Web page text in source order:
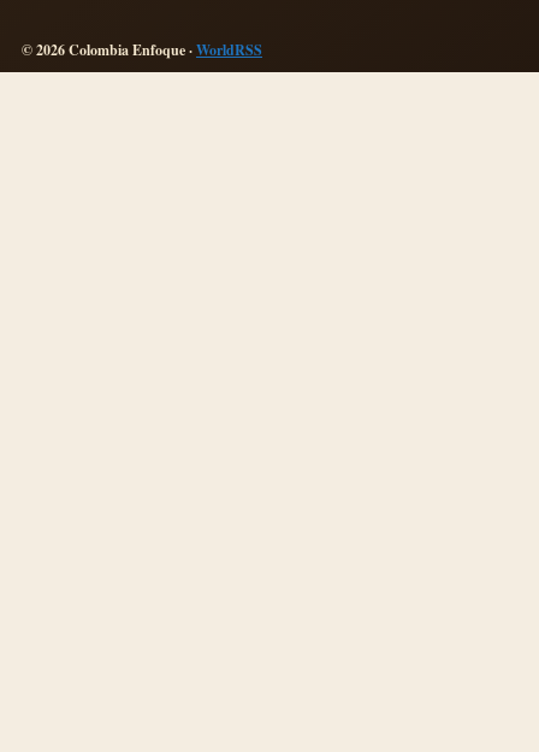
© 2026 Colombia Enfoque ·WorldRSS